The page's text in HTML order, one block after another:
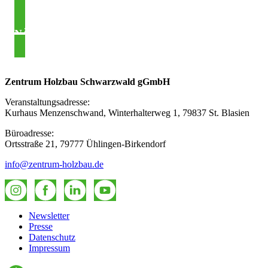
NÄCHSTER BEITRAG
Zentrum Holzbau Schwarzwald gGmbH
Veranstaltungsadresse:
Kurhaus Menzenschwand, Winterhalterweg 1, 79837 St. Blasien
Büroadresse:
Ortsstraße 21, 79777 Ühlingen-Birkendorf
info@zentrum-holzbau.de
Newsletter
Presse
Datenschutz
Impressum